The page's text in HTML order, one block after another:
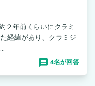
２年前くらいにクラミ
経緯があり、クラミジ
4名が回答